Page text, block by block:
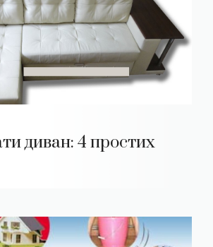
диван: 4 простих